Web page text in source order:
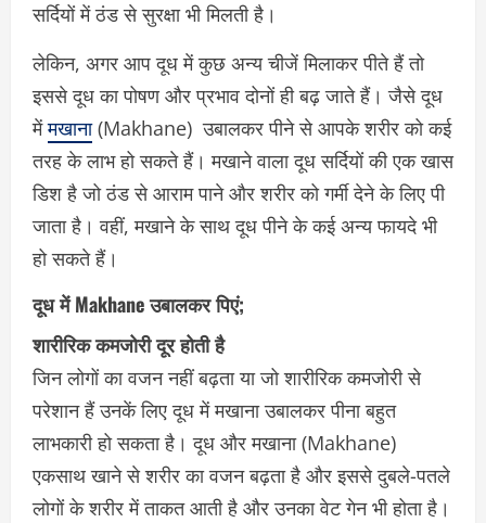
सर्दियों में ठंड से सुरक्षा भी मिलती है।
लेकिन, अगर आप दूध में कुछ अन्य चीजें मिलाकर पीते हैं तो
इससे दूध का पोषण और प्रभाव दोनों ही बढ़ जाते हैं। जैसे दूध
मेंमखाना(Makhane) उबालकर पीने से आपके शरीर को कई
तरह के लाभ हो सकते हैं। मखाने वाला दूध सर्दियों की एक खास
डिश है जो ठंड से आराम पाने और शरीर को गर्मी देने के लिए पी
जाता है। वहीं, मखाने के साथ दूध पीने के कई अन्य फायदे भी
हो सकते हैं।
दूध में Makhane उबालकर पिएं;
शारीरिक कमजोरी दूर होती है
जिन लोगों का वजन नहीं बढ़ता या जो शारीरिक कमजोरी से
परेशान हैं उनकें लिए दूध में मखाना उबालकर पीना बहुत
लाभकारी हो सकता है। दूध और मखाना (Makhane)
एकसाथ खाने से शरीर का वजन बढ़ता है और इससे दुबले-पतले
लोगों के शरीर में ताकत आती है और उनका वेट गेन भी होता है।